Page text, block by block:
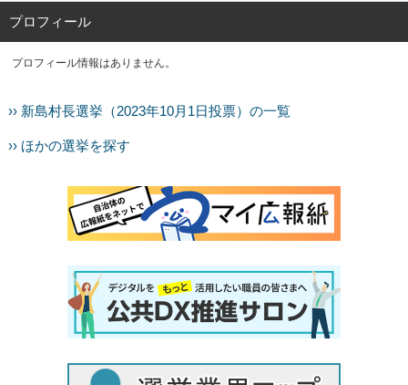
プロフィール
プロフィール情報はありません。
›› 新島村長選挙（2023年10月1日投票）の一覧
›› ほかの選挙を探す